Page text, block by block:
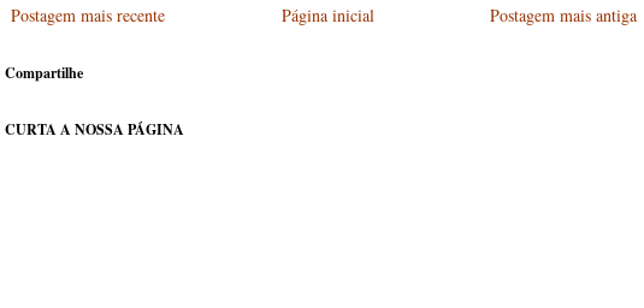
Postagem mais recente Postagem mais antiga
Página inicial
Compartilhe
CURTA A NOSSA PÁGINA